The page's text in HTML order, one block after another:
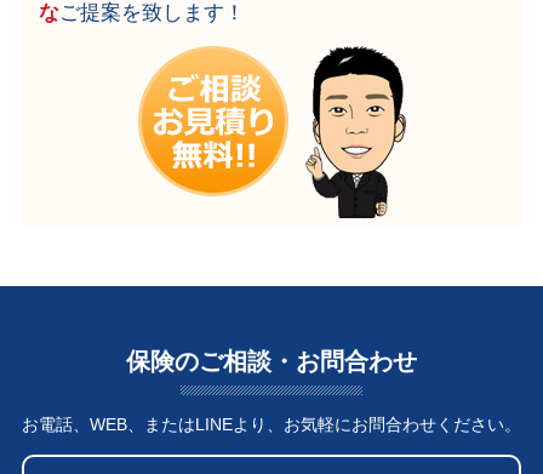
なご提案を致します！
保険のご相談・お問合わせ
お電話、WEB、またはLINEより、お気軽にお問合わせください。